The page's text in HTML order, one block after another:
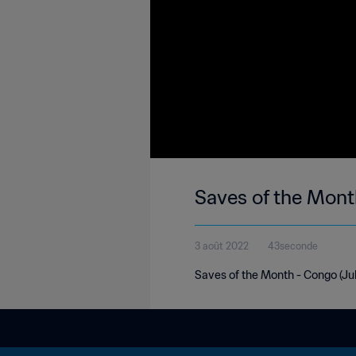
Saves of the
3 août 2022 43seconde
Saves of the Month - Congo